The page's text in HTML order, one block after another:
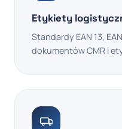
Etykiety
Standardy EAN 13,
dokumentów CMR i